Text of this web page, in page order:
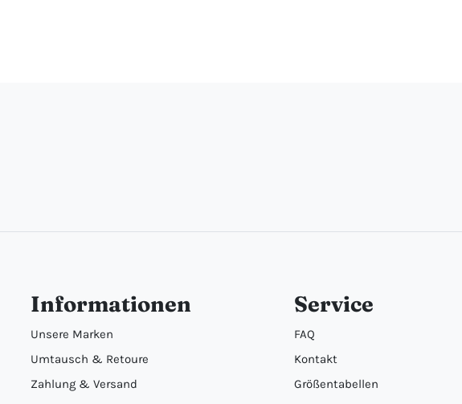
Informationen
Unsere Marken
Umtausch & Retoure
Zahlung & Versand
Service
FAQ
Kontakt
Größentabellen